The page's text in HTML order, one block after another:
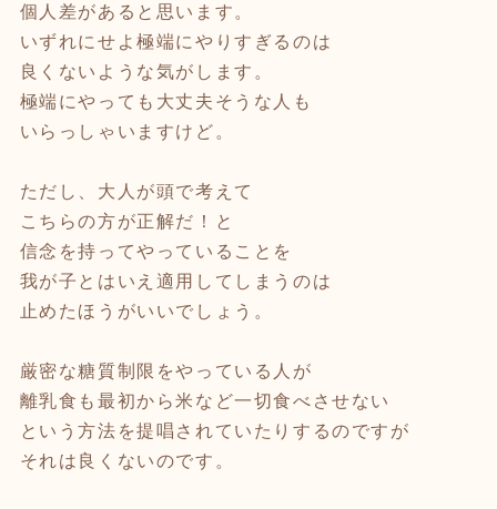
個人差があると思います。
いずれにせよ極端にやりすぎるのは
良くないような気がします。
極端にやっても大丈夫そうな人も
いらっしゃいますけど。
ただし、大人が頭で考えて
こちらの方が正解だ！と
信念を持ってやっていることを
我が子とはいえ適用してしまうのは
止めたほうがいいでしょう。
厳密な糖質制限をやっている人が
離乳食も最初から米など一切食べさせない
という方法を提唱されていたりするのですが
それは良くないのです。